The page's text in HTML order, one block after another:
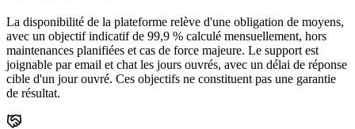
La disponibilité de la plateforme relève d'une obligation de moyens,
avec un objectif indicatif de 99,9 % calculé mensuellement, hors
maintenances planifiées et cas de force majeure. Le support est
joignable par email et chat les jours ouvrés, avec un délai de réponse
cible d'un jour ouvré. Ces objectifs ne constituent pas une garantie
de résultat.